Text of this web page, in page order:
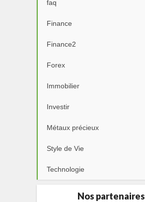
faq
Finance
Finance2
Forex
Immobilier
Investir
Métaux précieux
Style de Vie
Technologie
Nos partenaires